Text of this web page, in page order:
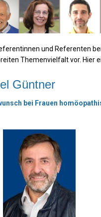
und Referenten
Themenvielfalt vor. Hier
Güntner
bei Frauen